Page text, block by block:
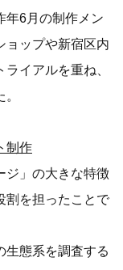
年6月の制作メン
ョップや新宿区内
イアルを重ね、
制作
」の大きな特徴
割を担ったことで
態系を調査する